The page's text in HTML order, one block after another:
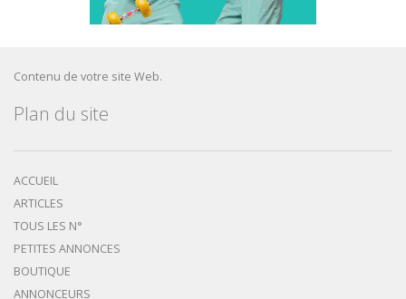
Contenu de votre site Web.
Plan du site
ACCUEIL
ARTICLES
TOUS LES N°
PETITES ANNONCES
BOUTIQUE
ANNONCEURS